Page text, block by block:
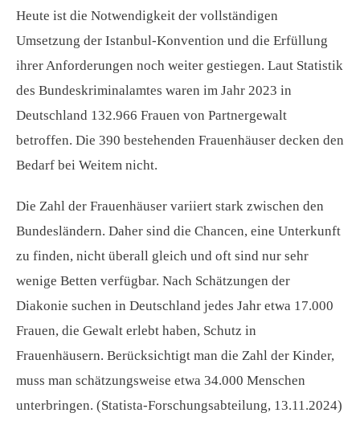
Heute ist die Notwendigkeit der vollständigen
Umsetzung der Istanbul-Konvention und die Erfüllung
ihrer Anforderungen noch weiter gestiegen. Laut Statistik
des Bundeskriminalamtes waren im Jahr 2023 in
Deutschland 132.966 Frauen von Partnergewalt
betroffen. Die 390 bestehenden Frauenhäuser decken den
Bedarf bei Weitem nicht.
Die Zahl der Frauenhäuser variiert stark zwischen den
Bundesländern. Daher sind die Chancen, eine Unterkunft
zu finden, nicht überall gleich und oft sind nur sehr
wenige Betten verfügbar. Nach Schätzungen der
Diakonie suchen in Deutschland jedes Jahr etwa 17.000
Frauen, die Gewalt erlebt haben, Schutz in
Frauenhäusern. Berücksichtigt man die Zahl der Kinder,
muss man schätzungsweise etwa 34.000 Menschen
unterbringen. (Statista-Forschungsabteilung, 13.11.2024)